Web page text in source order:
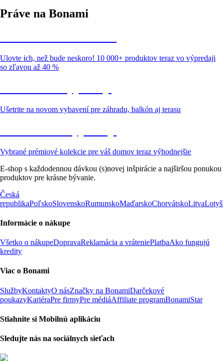
Práve na Bonami
Ulovte ich, než bude neskoro! 10 000+ produktov teraz vo výpredaji
so zľavou až 40 %
Ušetrite na novom vybavení pre záhradu, balkón aj terasu
Vybrané prémiové kolekcie pre váš domov teraz výhodnejšie
E-shop s každodennou dávkou (s)novej inšpirácie a najširšou ponukou
produktov pre krásne bývanie.
Česká
republikaPoľskoSlovenskoRumunskoMaďarskoChorvátskoLitva
Informácie o nákupe
Všetko o nákupeDopravaReklamácia a vráteniePlatbaAko fungujú
kredity
Viac o Bonami
SlužbyKontaktyO násZnačky na BonamiDarčekové
poukazyKariéraPre firmyPre médiáAffiliate programBonamiStar
Stiahnite si Mobilnú aplikáciu
Sledujte nás na sociálnych sieťach